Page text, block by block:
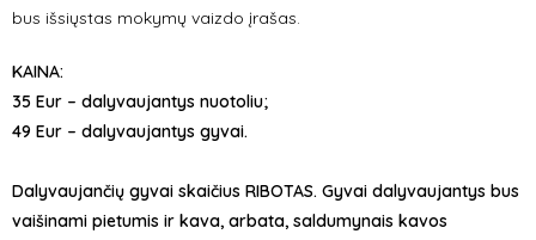
bus išsiųstas mokymų vaizdo įrašas.
KAINA:
35 Eur – dalyvaujantys nuotoliu;
49 Eur – dalyvaujantys gyvai.
Dalyvaujančių gyvai skaičius RIBOTAS. Gyvai dalyvaujantys bus
vaišinami pietumis ir kava, arbata, saldumynais kavos